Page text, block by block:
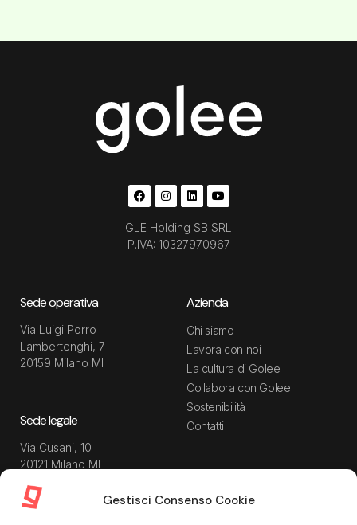
Gestisci Consenso Cookie
GLE Holding SB SRL
P.IVA: 10327970967
Sede operativa
Via Luigi Porro
Lambertenghi, 7
20159 Milano MI
Sede legale
Via Cusani, 10
20121 Milano MI
Azienda
Chi siamo
Lavora con noi
La cultura di Golee
Collabora con Golee
Sostenibilità
Contatti